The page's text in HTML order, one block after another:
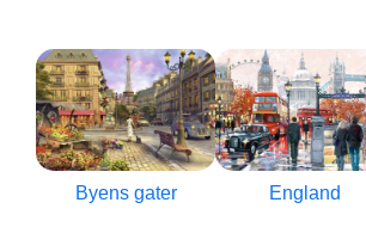
Byens gater England